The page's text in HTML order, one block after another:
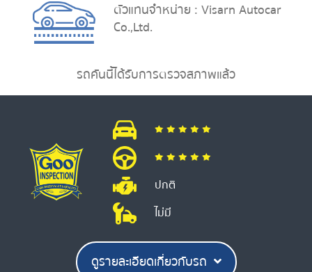
ตัวแทนจำหน่าย : Visarn Autocar
Co.,Ltd.
รถคันนี้ได้รับการตรวจสภาพแล้ว
ปกติ
ไม่มี
ดูรายละเอียดเกี่ยวกับรถ